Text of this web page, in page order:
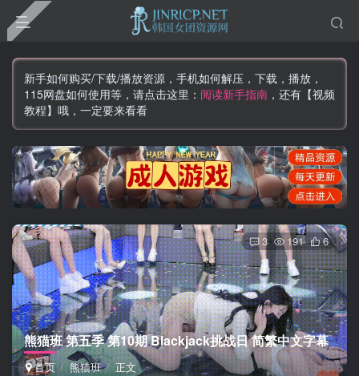
新手如何购买/下载/播放资源，手机如何解压，下载，播放，
115网盘如何使用等，请点击这里： 阅读新手指南 ，还有【视频
教程】哦，一定要来看看
熊猫班 第五季 第10期 Blackjack挑战日 简繁中文字幕
首页 熊猫班 正文
3 191 6